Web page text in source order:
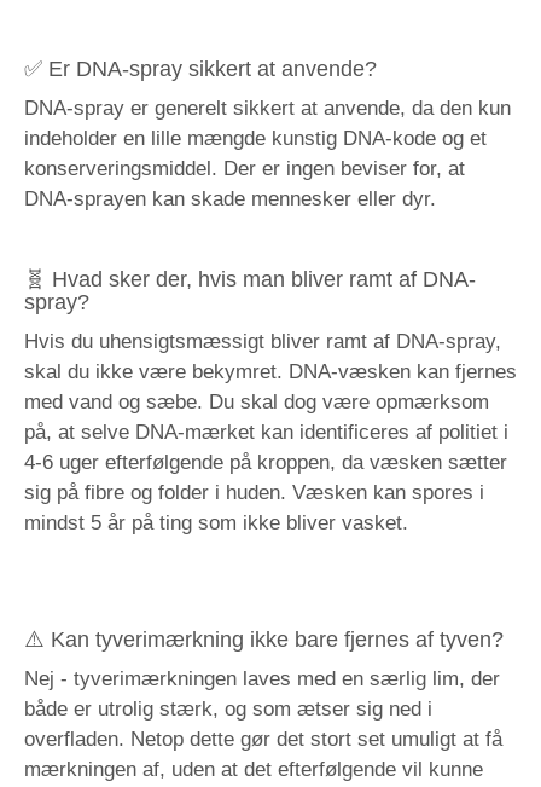
✅ Er DNA-spray sikkert at anvende?
DNA-spray er generelt sikkert at anvende, da den kun
indeholder en lille mængde kunstig DNA-kode og et
konserveringsmiddel. Der er ingen beviser for, at
DNA-sprayen kan skade mennesker eller dyr.
🧬 Hvad sker der, hvis man bliver ramt af DNA-
spray?
Hvis du uhensigtsmæssigt bliver ramt af DNA-spray,
skal du ikke være bekymret. DNA-væsken kan fjernes
med vand og sæbe. Du skal dog være opmærksom
på, at selve DNA-mærket kan identificeres af politiet i
4-6 uger efterfølgende på kroppen, da væsken sætter
sig på fibre og folder i huden. Væsken kan spores i
mindst 5 år på ting som ikke bliver vasket.
⚠️ Kan tyverimærkning ikke bare fjernes af tyven?
Nej - tyverimærkningen laves med en særlig lim, der
både er utrolig stærk, og som ætser sig ned i
overfladen. Netop dette gør det stort set umuligt at få
mærkningen af, uden at det efterfølgende vil kunne